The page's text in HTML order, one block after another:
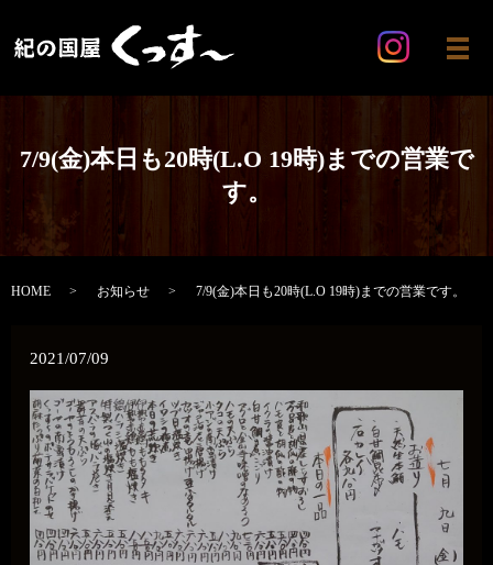
メ
7/9(金)本日も20時(L.O 19時)までの営業で
す。
HOME お知らせ 7/9(金)本日も20時(L.O 19時)までの営業です。
2021/07/09